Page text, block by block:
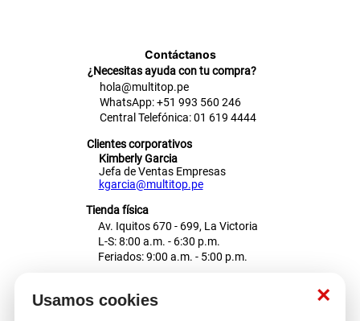
×
Usamos cookies
Contáctanos
¿Necesitas ayuda con tu compra?
hola@multitop.pe
WhatsApp: +51 993 560 246
Central Telefónica: 01 619 4444
Clientes corporativos
Kimberly Garcia
Jefa de Ventas Empresas
kgarcia@multitop.pe
Tienda física
Av. Iquitos 670 - 699, La Victoria
L-S: 8:00 a.m. - 6:30 p.m.
Feriados: 9:00 a.m. - 5:00 p.m.